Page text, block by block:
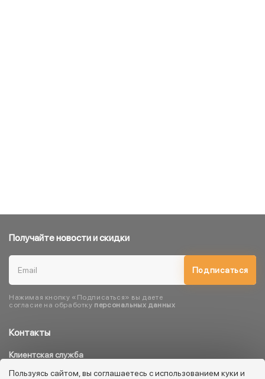
Контакты
Клиентская служба
8 800 333 08 45
Получайте новости и скидки
Подписаться
Нажимая кнопку «Подписаться» вы даете
согласие на обработку персональных данных
Пользуясь сайтом, вы соглашаетесь с использованием куки и